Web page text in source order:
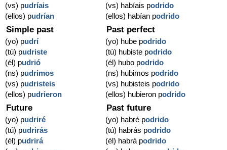
(vs) pudríais
(ellos) pudrían
(vs) habíais podrido
(ellos) habían podrido
Simple past
(yo) pudrí
(tú) pudriste
(él) pudrió
(ns) pudrimos
(vs) pudristeis
(ellos) pudrieron
Past perfect
(yo) hube podrido
(tú) hubiste podrido
(él) hubo podrido
(ns) hubimos podrido
(vs) hubisteis podrido
(ellos) hubieron podrido
Future
(yo) pudriré
(tú) pudrirás
(él) pudrirá
Past future
(yo) habré podrido
(tú) habrás podrido
(él) habrá podrido